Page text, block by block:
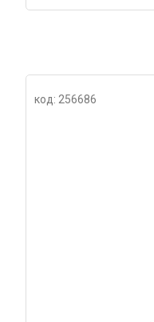
код: 256686